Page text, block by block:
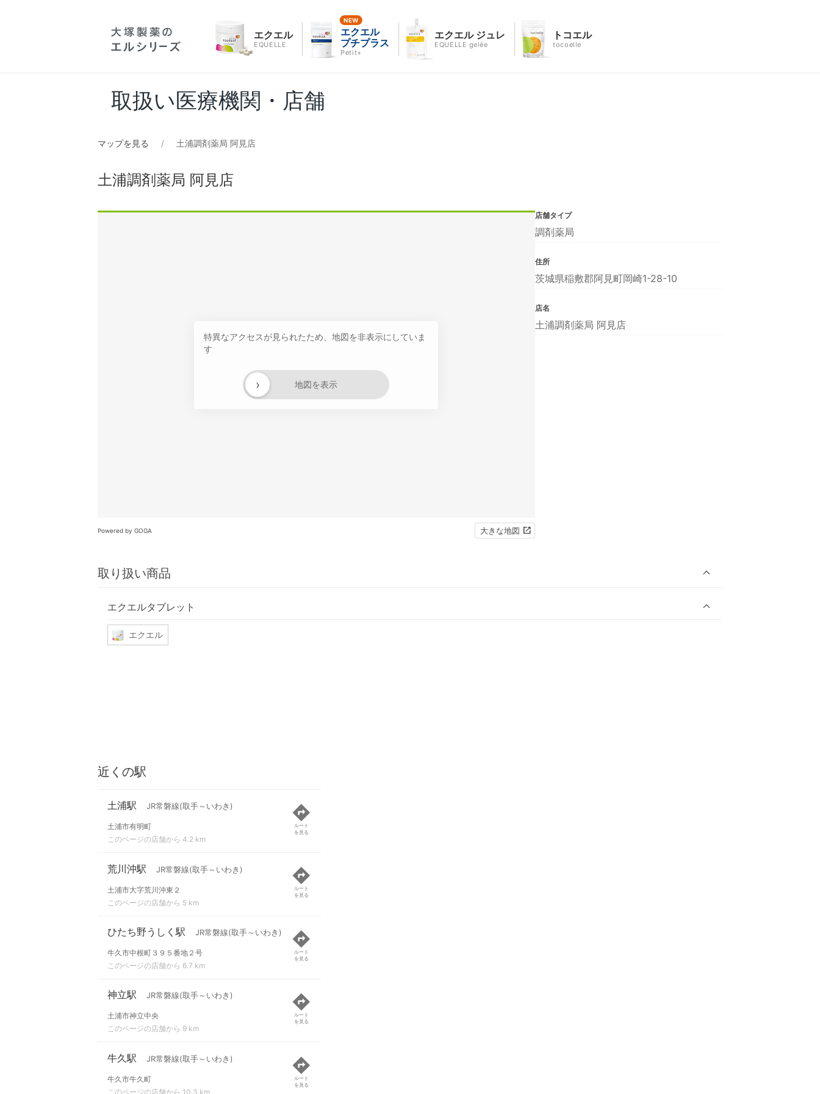
エクエル
EQUELLE
エクエル
プチプラス
Petit+
エクエル ジュレ
EQUELLE gelée
トコエル
tocoelle
取扱い医療機関・店舗
マップを見る 土浦調剤薬局 阿見店
土浦調剤薬局 阿見店
特異なアクセスが見られたため、地図を非表示にしていま
す
地図を表示
›
Powered by GOGA 大きな地図
取り扱い商品
エクエルタブレット
エクエル
店舗タイプ
調剤薬局
住所
茨城県稲敷郡阿見町岡崎1-28-10
店名
土浦調剤薬局 阿見店
近くの駅
土浦駅 JR常磐線(取手～いわき)
土浦市有明町
このページの店舗から 4.2 km
ルート
を見る
荒川沖駅 JR常磐線(取手～いわき)
土浦市大字荒川沖東２
このページの店舗から 5 km
ルート
を見る
ひたち野うしく駅 JR常磐線(取手～いわき)
牛久市中根町３９５番地２号
このページの店舗から 6.7 km
ルート
を見る
神立駅 JR常磐線(取手～いわき)
土浦市神立中央
このページの店舗から 9 km
ルート
を見る
牛久駅 JR常磐線(取手～いわき)
牛久市牛久町
このページの店舗から 10.3 km
ルート
を見る